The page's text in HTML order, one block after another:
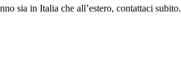
sia in Italia che all’estero, contattaci subito.